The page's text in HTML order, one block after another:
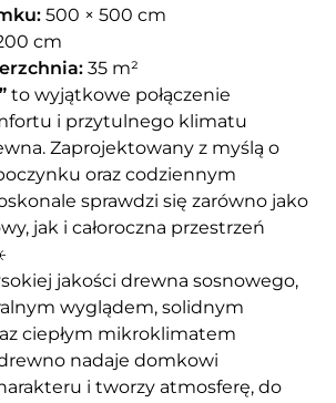
500 × 500 cm
cm
35 m²
to wyjątkowe połączenie
i przytulnego klimatu
Zaprojektowany z myślą o
oraz codziennym
sprawdzi się zarówno jako
jak i całoroczna przestrzeń
jakości drewna sosnowego,
wyglądem, solidnym
ciepłym mikroklimatem
nadaje domkowi
i tworzy atmosferę, do